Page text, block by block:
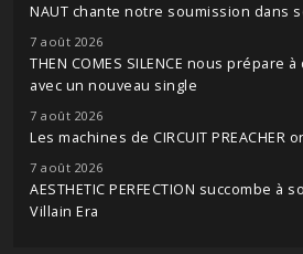
NAUT chante notre soumission dans
7 août 2026
THEN COMES SILENCE nous prépare
avec un nouveau single
7 août 2026
Les machines de CIRCUIT PREACHER
7 août 2026
AESTHETIC PERFECTION succombe à
Villain Era